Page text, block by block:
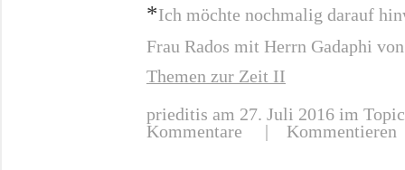
*Ich möchte nochmalig darauf
Frau Rados mit Herrn Gadaphi
Themen zur Zeit II
prieditis am 27. Juli 2016 im
Kommentare | Kommentieren